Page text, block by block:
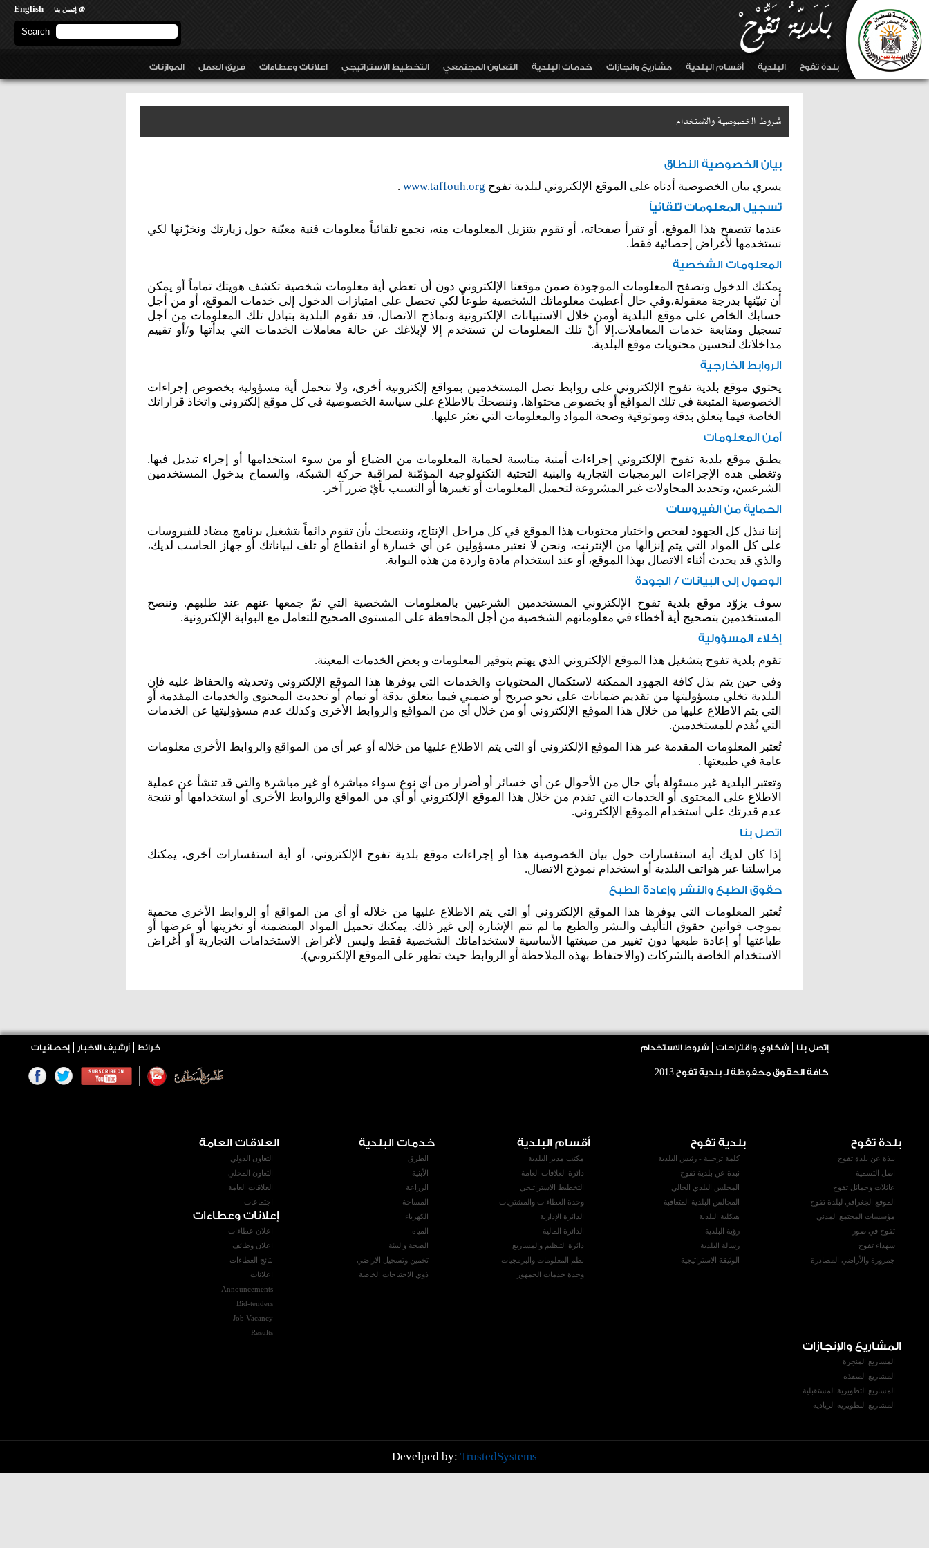
Skip to main content
English @ إتصل بنا
Search form
Search
بلدة تفوح البلدية أقسام البلدية مشاريع وانجازات خدمات البلدية التعاون المجتمعي التخطيط الاستراتيجي اعلانات وعطاءات فريق العمل الموازنات
شروط الخصوصية والاستخدام
بيان الخصوصية النطاق
يسري بيان الخصوصية أدناه على الموقع الإلكتروني لبلدية تفوح www.taffouh.org
.
تسجيل المعلومات تلقائياً
عندما تتصفح هذا الموقع، أو تقرأ صفحاته، أو تقوم بتنزيل المعلومات منه، نجمع تلقائياً معلومات فنية معيّنة حول زيارتك ونخزّنها لكي
نستخدمها لأغراض إحصائية فقط.
المعلومات الشخصية
يمكنك الدخول وتصفح المعلومات الموجودة ضمن موقعنا الإلكتروني دون أن تعطي أية معلومات شخصية تكشف هويتك تماماً أو يمكن
أن تبيّنها بدرجة معقولة،وفي حال أعطيتَ معلوماتك الشخصية طوعاً لكي تحصل على امتيازات الدخول إلى خدمات الموقع، أو من أجل
حسابك الخاص على موقع البلدية أومن خلال الاستبيانات الإلكترونية ونماذج الاتصال، قد تقوم البلدية بتبادل تلك المعلومات من أجل
تسجيل ومتابعة خدمات المعاملات.إلا أنّ تلك المعلومات لن تستخدم إلا لإبلاغك عن حالة معاملات الخدمات التي بدأتها و/أو تقييم
مداخلاتك لتحسين محتويات موقع البلدية.
الروابط الخارجية
يحتوي موقع بلدية تفوح الإلكتروني على روابط تصل المستخدمين بمواقع إلكترونية أخرى، ولا نتحمل أية مسؤولية بخصوص إجراءات
الخصوصية المتبعة في تلك المواقع أو بخصوص محتواها، وننصحكَ بالاطلاع على سياسة الخصوصية في كل موقع إلكتروني واتخاذ قراراتك
الخاصة فيما يتعلق بدقة وموثوقية وصحة المواد والمعلومات التي تعثر عليها.
أمن المعلومات
يطبق موقع بلدية تفوح الإلكتروني إجراءات أمنية مناسبة لحماية المعلومات من الضياع أو من سوء استخدامها أو إجراء تبديل فيها.
وتغطي هذه الإجراءات البرمجيات التجارية والبنية التحتية التكنولوجية المؤمّنة لمراقبة حركة الشبكة، والسماح بدخول المستخدمين
الشرعيين، وتحديد المحاولات غير المشروعة لتحميل المعلومات أو تغييرها أو التسبب بأيّ ضرر آخر.
الحماية من الفيروسات
إننا نبذل كل الجهود لفحص واختبار محتويات هذا الموقع في كل مراحل الإنتاج، وننصحك بأن تقوم دائماً بتشغيل برنامج مضاد للفيروسات
على كل المواد التي يتم إنزالها من الإنترنت، ونحن لا نعتبر مسؤولين عن أي خسارة أو انقطاع أو تلف لبياناتك أو جهاز الحاسب لديك،
والذي قد يحدث أثناء الاتصال بهذا الموقع، أو عند استخدام مادة واردة من هذه البوابة.
الوصول إلى البيانات / الجودة
سوف يزوّد موقع بلدية تفوح الإلكتروني المستخدمين الشرعيين بالمعلومات الشخصية التي تمّ جمعها عنهم عند طلبهم. وننصح
المستخدمين بتصحيح أية أخطاء في معلوماتهم الشخصية من أجل المحافظة على المستوى الصحيح للتعامل مع البوابة الإلكترونية.
إخلاء المسؤولية
تقوم بلدية تفوح بتشغيل هذا الموقع الإلكتروني الذي يهتم بتوفير المعلومات و بعض الخدمات المعينة.
وفي حين يتم بذل كافة الجهود الممكنة لاستكمال المحتويات والخدمات التي يوفرها هذا الموقع الإلكتروني وتحديثه والحفاظ عليه فإن
البلدية تخلي مسؤوليتها من تقديم ضمانات على نحو صريح أو ضمني فيما يتعلق بدقة أو تمام أو تحديث المحتوى والخدمات المقدمة أو
التي يتم الاطلاع عليها من خلال هذا الموقع الإلكتروني أو من خلال أي من المواقع والروابط الأخرى وكذلك عدم مسؤوليتها عن الخدمات
التي تُقدم للمستخدمين.
تُعتبر المعلومات المقدمة عبر هذا الموقع الإلكتروني أو التي يتم الاطلاع عليها من خلاله أو عبر أي من المواقع والروابط الأخرى معلومات
عامة في طبيعتها .
وتعتبر البلدية غير مسئولة بأي حال من الأحوال عن أي خسائر أو أضرار من أي نوع سواء مباشرة أو غير مباشرة والتي قد تنشأ عن عملية
الاطلاع على المحتوى أو الخدمات التي تقدم من خلال هذا الموقع الإلكتروني أو أي من المواقع والروابط الأخرى أو استخدامها أو نتيجة
عدم قدرتك على استخدام الموقع الإلكتروني.
اتصل بنا
إذا كان لديك أية استفسارات حول بيان الخصوصية هذا أو إجراءات موقع بلدية تفوح الإلكتروني، أو أية استفسارات أخرى، يمكنك
مراسلتنا عبر هواتف البلدية أو استخدام نموذج الاتصال.
حقوق الطبع والنشر وإعادة الطبع
تُعتبر المعلومات التي يوفرها هذا الموقع الإلكتروني أو التي يتم الاطلاع عليها من خلاله أو أي من المواقع أو الروابط الأخرى محمية
بموجب قوانين حقوق التأليف والنشر والطبع ما لم تتم الإشارة إلى غير ذلك. يمكنك تحميل المواد المتضمنة أو تخزينها أو عرضها أو
طباعتها أو إعادة طبعها دون تغيير من صيغتها الأساسية لاستخداماتك الشخصية فقط وليس لأغراض الاستخدامات التجارية أو أغراض
الاستخدام الخاصة بالشركات (والاحتفاظ بهذه الملاحظة أو الروابط حيث تظهر على الموقع الإلكتروني).
إتصل بنا شكاوي واقتراحات شروط الاستخدام إحصائيات أرشيف الاخبار خرائط
كافة الحقوق محفوظة لـ بلدية تفوح2013
بلدة تفوح
نبذة عن بلدة تفوح
اصل التسمية
عائلات وحمائل تفوح
الموقع الجغرافي لبلدة تفوح
مؤسسات المجتمع المدني
تفوح في صور
شهداء تفوح
جمرورة والأراضي المصادرة
بلدية تفوح
كلمة ترحبية - رئيس البلدية
نبذة عن بلدية تفوح
المجلس البلدي الحالي
المجالس البلدية المتعاقبة
هيكلية البلدية
رؤية البلدية
رسالة البلدية
الوثيقة الاستراتيجية
أقسام البلدية
مكتب مدير البلدية
دائرة العلاقات العامة
التخطيط الاستراتيجي
وحدة العطاءات والمشتريات
الدائرة الإدارية
الدائرة المالية
دائرة التنظيم والمشاريع
نظم المعلومات والبرمجيات
وحدة خدمات الجمهور
خدمات البلدية
الطرق
الأبنية
الزراعة
المساحة
الكهرباء
المياه
الصحة والبيئة
تخمين وتسجيل الاراضي
ذوي الاحتياجات الخاصة
العلاقات العامة
التعاون الدولي
التعاون المحلي
العلاقات العامة
اجتماعات
إعلانات وعطاءات
اعلان عطاءات
اعلان وظائف
نتائج العطاءات
اعلانات
Announcements
Bid-tenders
Job Vacancy
Results
المشاريع والإنجازات
المشاريع المنجزة
المشاريع المنفذة
المشاريع التطويرية المستقبلية
المشاريع التطويرية الريادية
Develped by: TrustedSystems